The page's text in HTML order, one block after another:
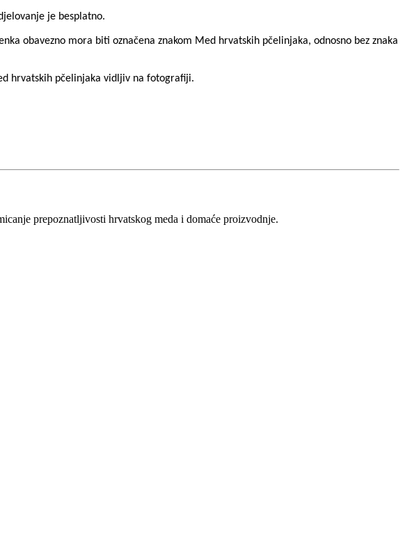
je besplatno.
obavezno mora biti označena znakom Med hrvatskih pčelinjaka, odnosno bez znaka
hrvatskih pčelinjaka vidljiv na fotografiji.
prepoznatljivosti hrvatskog meda i domaće proizvodnje.